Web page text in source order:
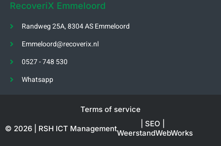
RecoveriX Emmeloord
Randweg 25A, 8304 AS Emmeloord
Emmeloord@recoverix.nl
0527 - 748 530
Whatsapp
© 2026 | RSH ICT Management
| SEO |
WeerstandWebWorks
Terms of service